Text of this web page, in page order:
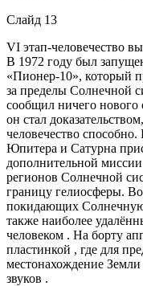
Слайд 13
VI этап-человечество
В 1972 году был
«Пионер-10», который
за пределы Солнечной
сообщил ничего нового
он стал
человечество
Юпитера и Сатурна
дополнительной
регионов Солнечной
границу гелиосферы.
покидающих Солнечную
также наиболее
человеком . На борту
пластинкой , где для
местонахождение
звуков .